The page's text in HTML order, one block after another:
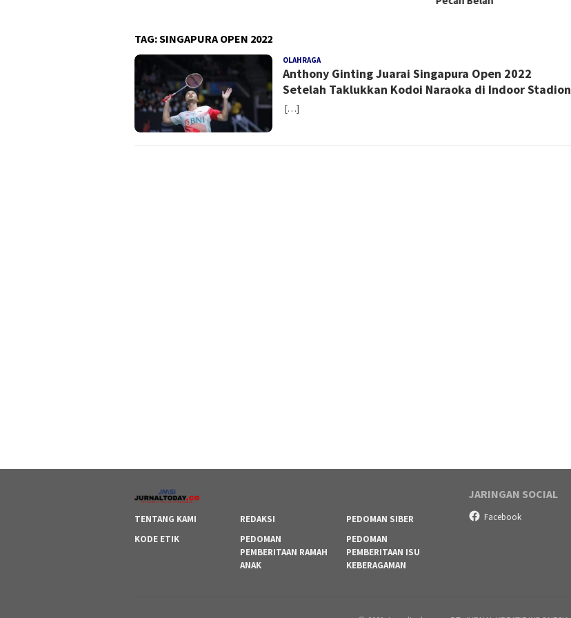
TAG:SINGAPURA OPEN 2022
OLAHRAGARedaksi
Anthony Ginting Juarai Singapura Open 2022
Setelah Taklukkan Kodoi Naraoka di Indoor Stadion
[…]
TENTANG KAMI REDAKSI
PEDOMAN SIBER
KODE ETIK
PEDOMAN
PEMBERITAAN RAMAH
ANAK
PEDOMAN
PEMBERITAAN ISU
KEBERAGAMAN
JARINGAN SOCIAL
Facebook